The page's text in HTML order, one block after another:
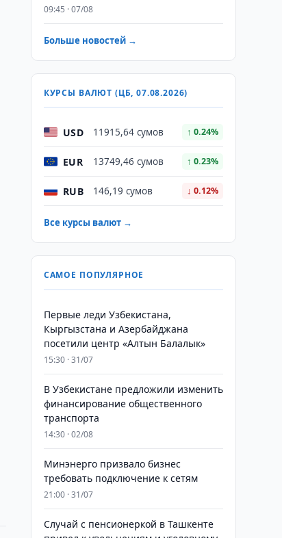
09:45 · 07/08
Больше новостей →
КУРСЫ ВАЛЮТ (ЦБ, 07.08.2026)
USD 11915,64 сумов ↑ 0.24%
EUR 13749,46 сумов ↑ 0.23%
RUB 146,19 сумов ↓ 0.12%
Все курсы валют →
САМОЕ ПОПУЛЯРНОЕ
Первые леди Узбекистана,
Кыргызстана и Азербайджана
посетили центр «Алтын Балалык»
15:30 · 31/07
В Узбекистане предложили изменить
финансирование общественного
транспорта
14:30 · 02/08
Минэнерго призвало бизнес
требовать подключение к сетям
21:00 · 31/07
Случай с пенсионеркой в Ташкенте